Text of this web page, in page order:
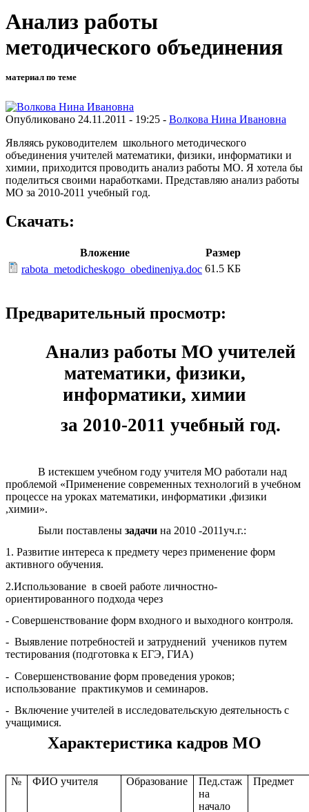
Анализ работы
методического объединения
материал по теме
Опубликовано 24.11.2011 - 19:25 - Волкова Нина Ивановна
Являясь руководителем школьного методического
объединения учителей математики, физики, информатики и
химии, приходится проводить анализ работы МО. Я хотела бы
поделиться своими наработками. Представляю анализ работы
МО за 2010-2011 учебный год.
Скачать:
Вложение
Размер
rabota_metodicheskogo_obedineniya.doc 61.5 КБ
Предварительный просмотр:
Анализ работы МО учителей
математики, физики,
информатики, химии
за 2010-2011 учебный год.
В истекшем учебном году учителя МО работали над
проблемой «Применение современных технологий в учебном
процессе на уроках математики, информатики ,физики
,химии».
Были поставленызадачи на 2010 -2011уч.г.:
1. Развитие интереса к предмету через применение форм
активного обучения.
2.Использование в своей работе личностно-
ориентированного подхода через
- Совершенствование форм входного и выходного контроля.
- Выявление потребностей и затруднений учеников путем
тестирования (подготовка к ЕГЭ, ГИА)
- Совершенствование форм проведения уроков;
использование практикумов и семинаров.
- Включение учителей в исследовательскую деятельность с
учащимися.
Характеристика кадров МО
№ ФИО учителя Образование
Пед.стаж
на
начало
Предмет